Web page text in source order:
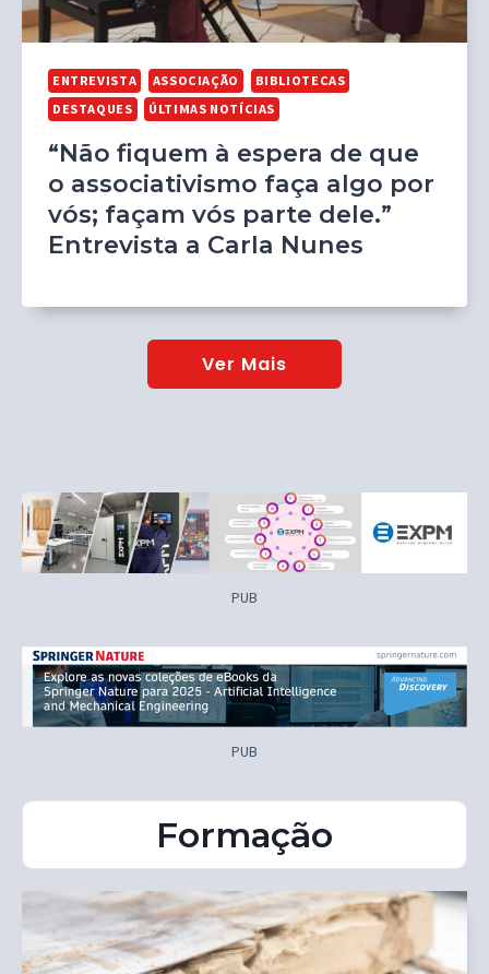
ENTREVISTA ASSOCIAÇÃO
BIBLIOTECAS
DESTAQUES
ÚLTIMAS NOTÍCIAS
“Não fiquem à espera de que
o associativismo faça algo por
vós; façam vós parte dele.”
Entrevista a Carla Nunes
Ver Mais
PUB
PUB
Formação